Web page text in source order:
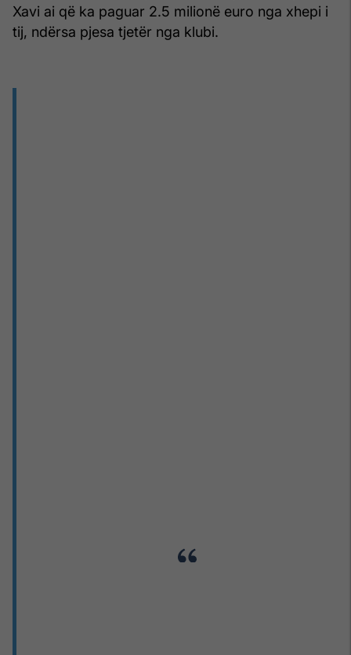
Xavi ai që ka paguar 2.5 milionë euro nga xhepi i
tij, ndërsa pjesa tjetër nga klubi.